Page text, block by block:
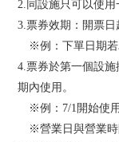
2.同設施只可以使用
3.票券效期：開票日
※例：下單日期若
4.票券於第一個設
期內使用。
※例：7/1開始使用
※營業日與營業時